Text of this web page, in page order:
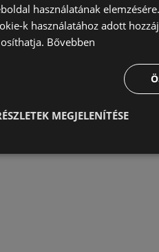
használatának elemzésére.
k használatához adott
Bővebben
MEGJELENÍTÉSE